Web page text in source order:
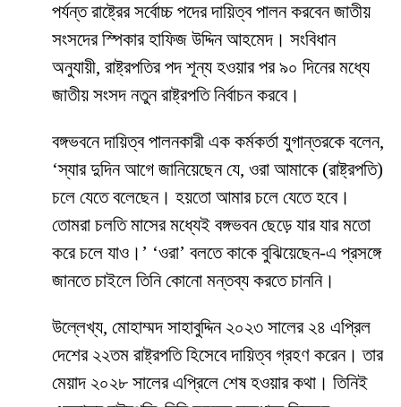
পর্যন্ত রাষ্ট্রের সর্বোচ্চ পদের দায়িত্ব পালন করবেন জাতীয়
সংসদের স্পিকার হাফিজ উদ্দিন আহমেদ। সংবিধান
অনুযায়ী, রাষ্ট্রপতির পদ শূন্য হওয়ার পর ৯০ দিনের মধ্যে
জাতীয় সংসদ নতুন রাষ্ট্রপতি নির্বাচন করবে।
বঙ্গভবনে দায়িত্ব পালনকারী এক কর্মকর্তা যুগান্তরকে বলেন,
‘স্যার দুদিন আগে জানিয়েছেন যে, ওরা আমাকে (রাষ্ট্রপতি)
চলে যেতে বলেছেন। হয়তো আমার চলে যেতে হবে।
তোমরা চলতি মাসের মধ্যেই বঙ্গভবন ছেড়ে যার যার মতো
করে চলে যাও।’ ‘ওরা’ বলতে কাকে বুঝিয়েছেন-এ প্রসঙ্গে
জানতে চাইলে তিনি কোনো মন্তব্য করতে চাননি।
উল্লেখ্য, মোহাম্মদ সাহাবুদ্দিন ২০২৩ সালের ২৪ এপ্রিল
দেশের ২২তম রাষ্ট্রপতি হিসেবে দায়িত্ব গ্রহণ করেন। তার
মেয়াদ ২০২৮ সালের এপ্রিলে শেষ হওয়ার কথা। তিনিই